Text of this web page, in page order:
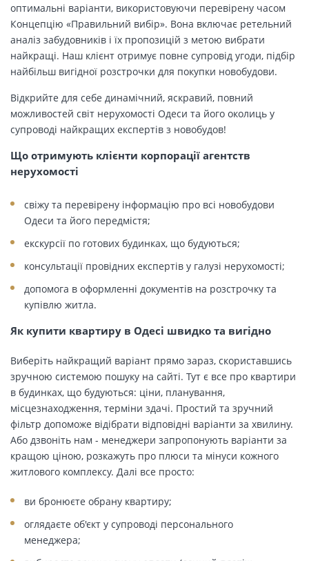
оптимальні варіанти, використовуючи перевірену часом
Концепцію «Правильний вибір». Вона включає ретельний
аналіз забудовників і їх пропозицій з метою вибрати
найкращі. Наш клієнт отримує повне супровід угоди, підбір
найбільш вигідної розстрочки для покупки новобудови.
Відкрийте для себе динамічний, яскравий, повний
можливостей світ нерухомості Одеси та його околиць у
супроводі найкращих експертів з новобудов!
Що отримують клієнти корпорації агентств
нерухомості
свіжу та перевірену інформацію про всі новобудови
Одеси та його передмістя;
екскурсії по готових будинках, що будуються;
консультації провідних експертів у галузі нерухомості;
допомога в оформленні документів на розстрочку та
купівлю житла.
Як купити квартиру в Одесі швидко та вигідно
Виберіть найкращий варіант прямо зараз, скориставшись
зручною системою пошуку на сайті. Тут є все про квартири
в будинках, що будуються: ціни, планування,
місцезнаходження, терміни здачі. Простий та зручний
фільтр допоможе відібрати відповідні варіанти за хвилину.
Або дзвоніть нам - менеджери запропонують варіанти за
кращою ціною, розкажуть про плюси та мінуси кожного
житлового комплексу. Далі все просто:
ви бронюєте обрану квартиру;
оглядаєте об'єкт у супроводі персонального
менеджера;